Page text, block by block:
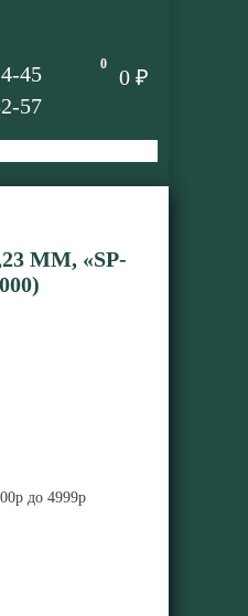
0
0 ₽
45
57
ММ, «SP-
до 4999р